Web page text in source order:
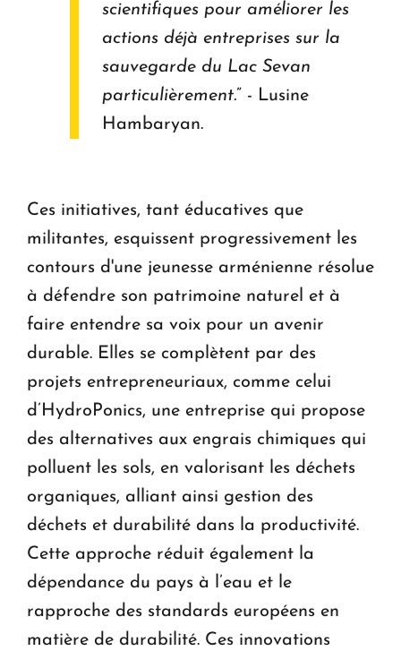
scientifiques pour améliorer les
actions déjà entreprises sur la
sauvegarde du Lac Sevan
particulièrement.” - Lusine
Hambaryan.
Ces initiatives, tant éducatives que
militantes, esquissent progressivement les
contours d'une jeunesse arménienne résolue
à défendre son patrimoine naturel et à
faire entendre sa voix pour un avenir
durable. Elles se complètent par des
projets entrepreneuriaux, comme celui
d’HydroPonics, une entreprise qui propose
des alternatives aux engrais chimiques qui
polluent les sols, en valorisant les déchets
organiques, alliant ainsi gestion des
déchets et durabilité dans la productivité.
Cette approche réduit également la
dépendance du pays à l’eau et le
rapproche des standards européens en
matière de durabilité. Ces innovations